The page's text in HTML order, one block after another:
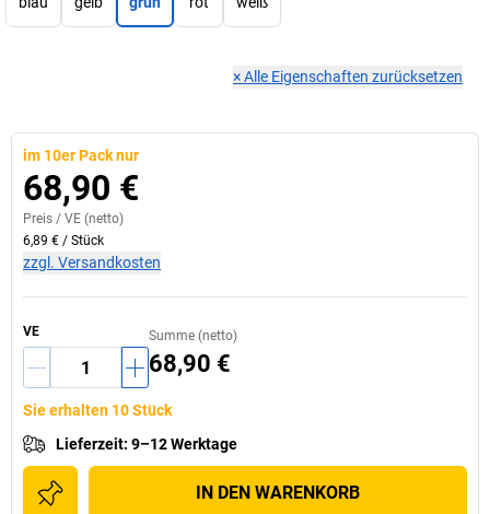
×Alle Eigenschaften zurücksetzen
im 10er Pack nur
68,90 €
Preis / VE (netto)
6,89 € / Stück
zzgl. Versandkosten
VE Summe (netto)
68,90 €
Sie erhalten 10 Stück
Lieferzeit: 9–12 Werktage
IN DEN WARENKORB